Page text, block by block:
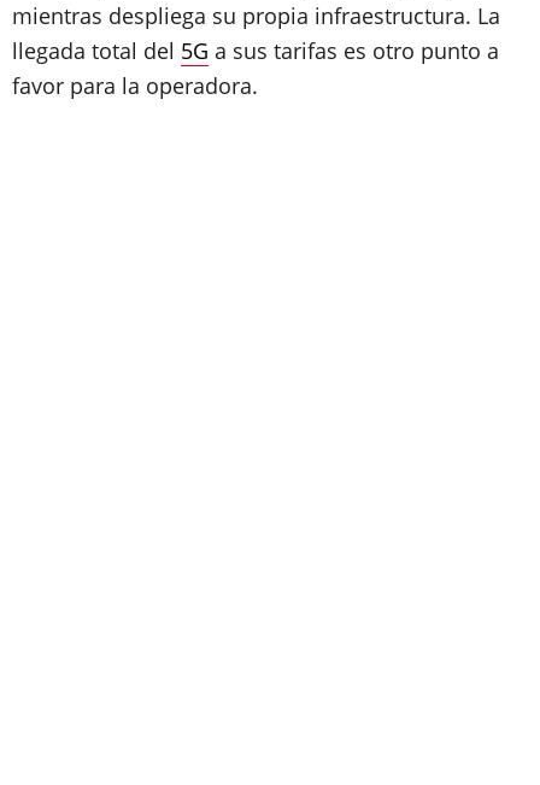
mientras despliega su propia infraestructura. La
llegada total del 5G a sus tarifas es otro punto a
favor para la operadora.